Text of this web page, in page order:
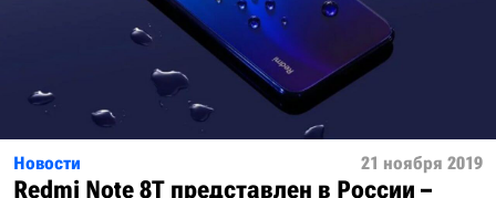
Новости 21 ноября 2019
Redmi Note 8T представлен в России –